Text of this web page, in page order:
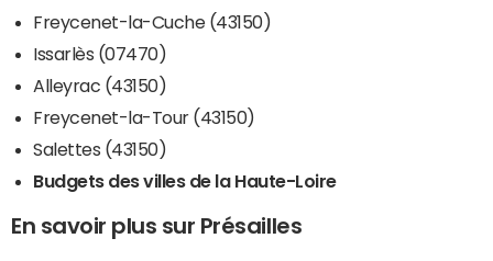
Freycenet-la-Cuche (43150)
Issarlès (07470)
Alleyrac (43150)
Freycenet-la-Tour (43150)
Salettes (43150)
Budgets des villes de la Haute-Loire
En savoir plus sur Présailles